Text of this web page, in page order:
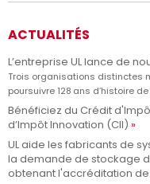
ACTUALITÉS
L’entreprise UL lance de
Trois organisations distinctes
poursuivre 128 ans d’histoire
Bénéficiez du Crédit
d’Impôt Innovation (CII)
UL aide les fabricants de
la demande de stockage
obtenant l'accréditation